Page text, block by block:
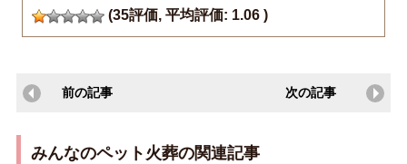
(35評価, 平均評価: 1.06 )
前の記事 次の記事
みんなのペット火葬の関連記事